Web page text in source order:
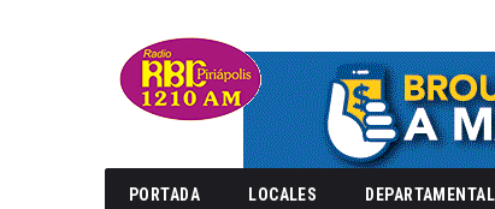
PORTADA LOCALES